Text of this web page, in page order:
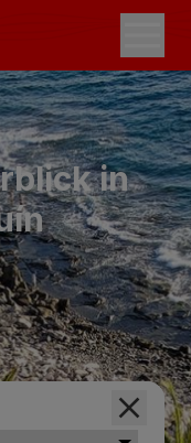
in